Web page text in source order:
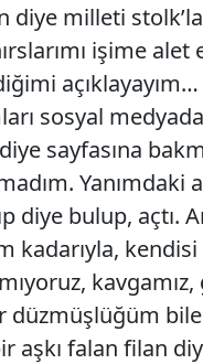
diye milleti
işime
açıklayayım…
sosyal
sayfasına
Yanımdaki
diye bulup, açtı.
kadarıyla,
düzmüşlüğüm
aşkı falan filan